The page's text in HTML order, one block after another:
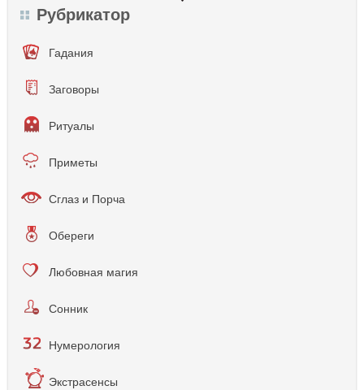
Рубрикатор
Гадания
Заговоры
Ритуалы
Приметы
Сглаз и Порча
Обереги
Любовная магия
Сонник
Нумерология
Экстрасенсы